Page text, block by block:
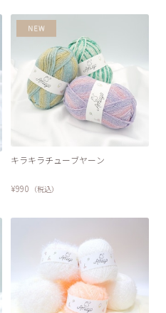
キラキラチューブヤーン
¥990 （税込）